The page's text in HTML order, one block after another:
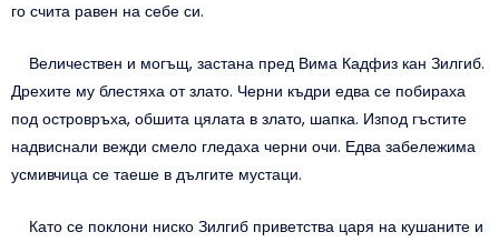
го счита равен на себе си.
Величествен и могъщ, застана пред Вима Кадфиз кан Зилгиб.
Дрехите му блестяха от злато. Черни къдри едва се побираха
под островръха, обшита цялата в злато, шапка. Изпод гъстите
надвиснали вежди смело гледаха черни очи. Едва забележима
усмивчица се таеше в дългите мустаци.
Като се поклони ниско Зилгиб приветства царя на кушаните и